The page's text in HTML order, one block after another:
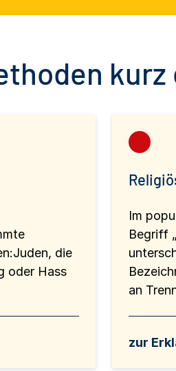
die
oder Hass
Im
Begriff
an
zur